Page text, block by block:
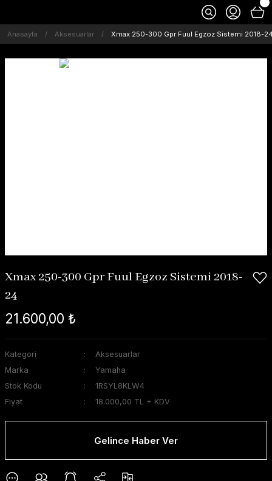
Anasayfa Aksesuarlar Xmax 250-300 Gpr Fuul Egzoz Sistemi 2018-
Xmax 250-300 Gpr Fuul Egzoz Sistemi 2018-
24
21.600,00 ₺
Kategori
Aksesuarlar
Marka
Yamaha
Stok Kodu
1RSYL8KLW4
Fiyat
18.000,00 TL + KDV
Gelince Haber Ver